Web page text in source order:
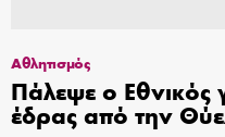
Αθλητισμός
Πάλεψε ο Εθνικός
έδρας από την